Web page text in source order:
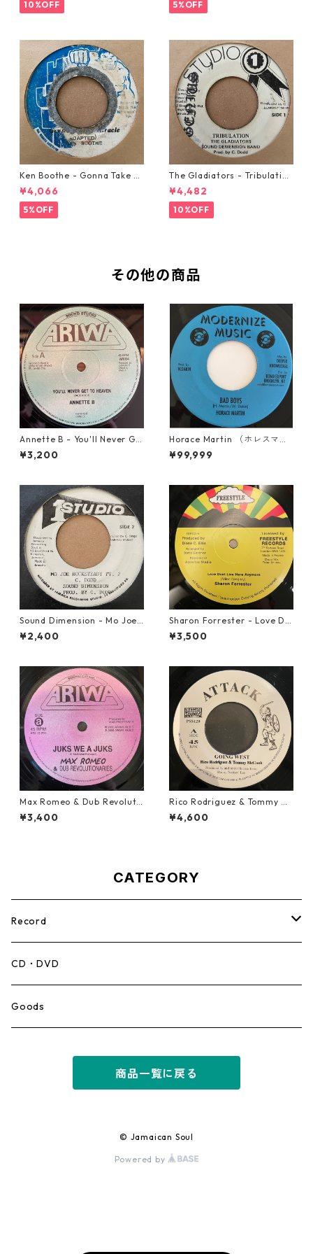
10%OFF 5%OFF
Ken Boothe - Gonna Take A
Miracle【7-21362】
¥4,066
5%OFF
The Gladiators - Tribulation
【7-21365】
¥4,482
10%OFF
その他の商品
Annette B - You'll Never Ge
t To Heaven【12-50058】
¥3,200
Horace Martin （ホレスマー
ティン） - Bad Boys【7'】
¥99,999
Sound Dimension - Mo Joe
Rock Steady【7-21087】
¥2,400
Sharon Forrester - Love Do
n't Live Here Anymore【12-
50068】
¥3,500
Max Romeo & Dub Revoluti
onaries - Juks We A Juks【1
0-90000】
¥3,400
Rico Rodriguez & Tommy Mc
Cook - Going West【7-2198
3】
¥4,600
CATEGORY
Record
Mento,Calypso,Ballad
Ska
CD・DVD
Goods
商品一覧に戻る
© Jamaican Soul
Powered by